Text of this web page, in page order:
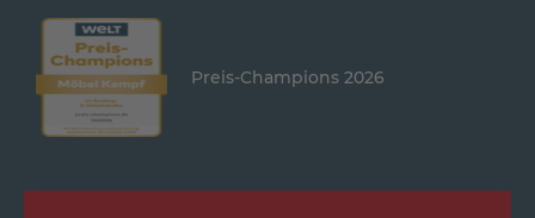
Preis-Champions 2026